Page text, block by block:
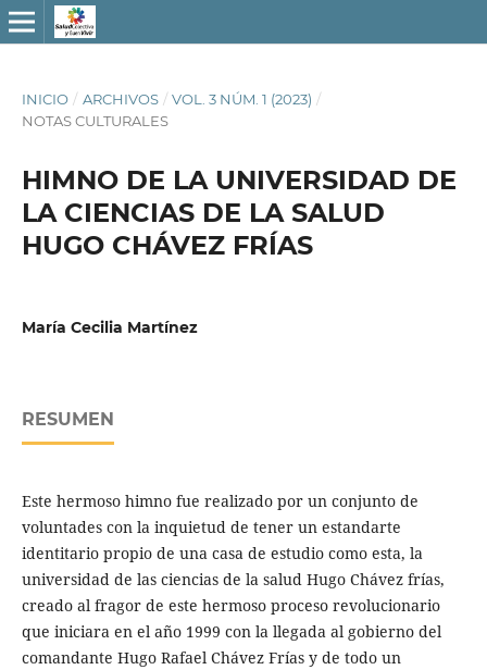
INICIO / ARCHIVOS / VOL. 3 NÚM. 1 (2023) /
NOTAS CULTURALES
HIMNO DE LA UNIVERSIDAD DE
LA CIENCIAS DE LA SALUD
HUGO CHÁVEZ FRÍAS
María Cecilia Martínez
RESUMEN
Este hermoso himno fue realizado por un conjunto de
voluntades con la inquietud de tener un estandarte
identitario propio de una casa de estudio como esta, la
universidad de las ciencias de la salud Hugo Chávez frías,
creado al fragor de este hermoso proceso revolucionario
que iniciara en el año 1999 con la llegada al gobierno del
comandante Hugo Rafael Chávez Frías y de todo un